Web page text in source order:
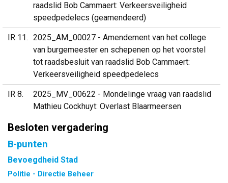
raadslid Bob Cammaert: Verkeersveiligheid
speedpedelecs (geamendeerd)
IR 11
2025_AM_00027 - Amendement van het college
van burgemeester en schepenen op het voorstel
tot raadsbesluit van raadslid Bob Cammaert:
Verkeersveiligheid speedpedelecs
IR 8
2025_MV_00622 - Mondelinge vraag van raadslid
Mathieu Cockhuyt: Overlast Blaarmeersen
Besloten vergadering
B-punten
Bevoegdheid Stad
Politie - Directie Beheer